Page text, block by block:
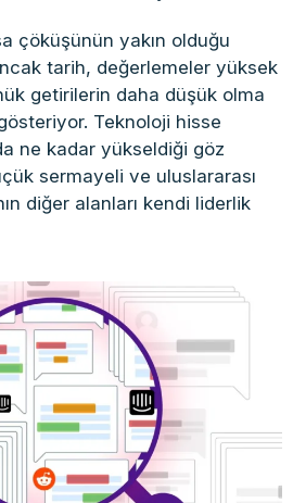
çöküşünün yakın olduğu
tarih, değerlemeler yüksek
getirilerin daha düşük olma
Teknoloji hisse
ne kadar yükseldiği göz
sermayeli ve uluslararası
diğer alanları kendi liderlik